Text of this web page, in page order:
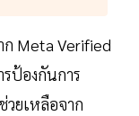
ก Meta Verified
ป้องกันการ
ยเหลือจาก